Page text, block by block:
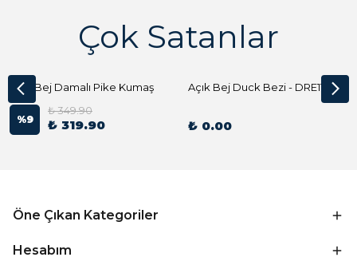
Çok Satanlar
Açık Bej Damalı Pike Kumaş
%9
₺ 349.90
₺ 319.90
Açık Bej Duck Bezi - DRE1144 Kumaş Peçete
₺ 0.00
Öne Çıkan Kategoriler
Hesabım